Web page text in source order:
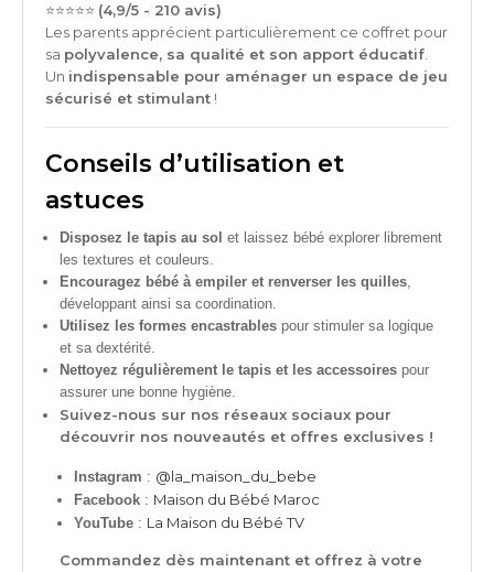
⭐️⭐️⭐️⭐️⭐️ (4,9/5 - 210 avis)
Les parents apprécient particulièrement ce coffret pour
sa polyvalence, sa qualité et son apport éducatif.
Un indispensable pour aménager un espace de jeu
sécurisé et stimulant !
Conseils d’utilisation et
astuces
Disposez le tapis au sol et laissez bébé explorer librement
les textures et couleurs.
Encouragez bébé à empiler et renverser les quilles,
développant ainsi sa coordination.
Utilisez les formes encastrables pour stimuler sa logique
et sa dextérité.
Nettoyez régulièrement le tapis et les accessoires pour
assurer une bonne hygiène.
Suivez-nous sur nos réseaux sociaux pour
découvrir nos nouveautés et offres exclusives !
Instagram : @la_maison_du_bebe
Facebook : Maison du Bébé Maroc
YouTube : La Maison du Bébé TV
Commandez dès maintenant et offrez à votre